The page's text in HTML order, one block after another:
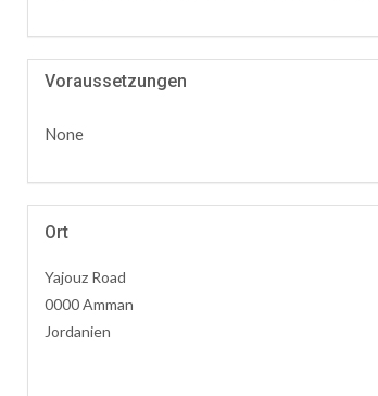
Voraussetzungen
None
Ort
Yajouz Road
0000 Amman
Jordanien